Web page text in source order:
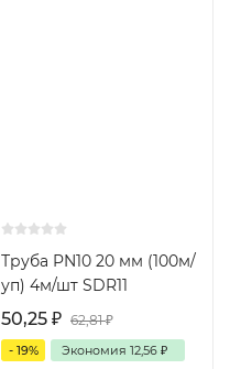
Труба PN10 20 мм (100м/
уп) 4м/шт SDR11
50,25 ₽ 62,81₽
- 19% Экономия 12,56 ₽